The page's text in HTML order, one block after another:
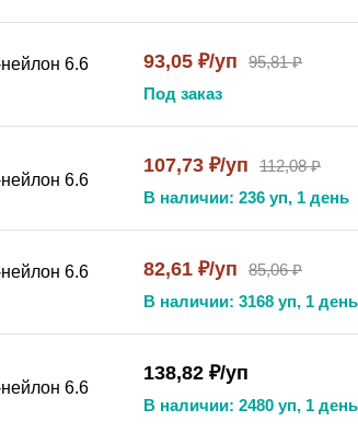
что позволяет использовать их как
благодаря добавлению
выбором для наружного монтажа.
стяжки различной длины
повторного использования
зафиксировать.
без пережатия.
обрезчика.
6.6
93,05 ₽/уп
95,81 ₽
Под заказ
6.6
107,73 ₽/уп
112,08 ₽
В наличии: 236 уп, 1 день
6.6
82,61 ₽/уп
85,06 ₽
В наличии: 3168 уп, 1 день
6.6
138,82 ₽/уп
В наличии: 2480 уп, 1 день